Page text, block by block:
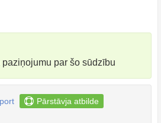
par šo sūdzību
Pārstāvja atbilde